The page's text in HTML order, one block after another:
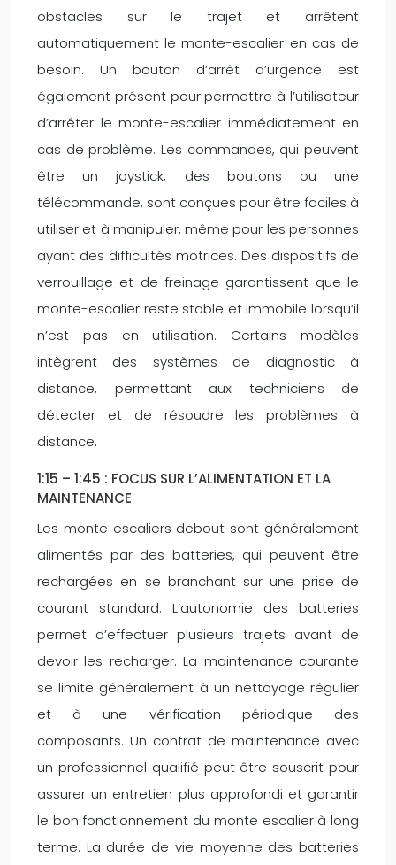
obstacles sur le trajet et arrêtent
automatiquement le monte-escalier en cas de
besoin. Un bouton d’arrêt d’urgence est
également présent pour permettre à l’utilisateur
d’arrêter le monte-escalier immédiatement en
cas de problème. Les commandes, qui peuvent
être un joystick, des boutons ou une
télécommande, sont conçues pour être faciles à
utiliser et à manipuler, même pour les personnes
ayant des difficultés motrices. Des dispositifs de
verrouillage et de freinage garantissent que le
monte-escalier reste stable et immobile lorsqu’il
n’est pas en utilisation. Certains modèles
intègrent des systèmes de diagnostic à
distance, permettant aux techniciens de
détecter et de résoudre les problèmes à
distance.
1:15 – 1:45 : FOCUS SUR L’ALIMENTATION ET LA
MAINTENANCE
Les monte escaliers debout sont généralement
alimentés par des batteries, qui peuvent être
rechargées en se branchant sur une prise de
courant standard. L’autonomie des batteries
permet d’effectuer plusieurs trajets avant de
devoir les recharger. La maintenance courante
se limite généralement à un nettoyage régulier
et à une vérification périodique des
composants. Un contrat de maintenance avec
un professionnel qualifié peut être souscrit pour
assurer un entretien plus approfondi et garantir
le bon fonctionnement du monte escalier à long
terme. La durée de vie moyenne des batteries